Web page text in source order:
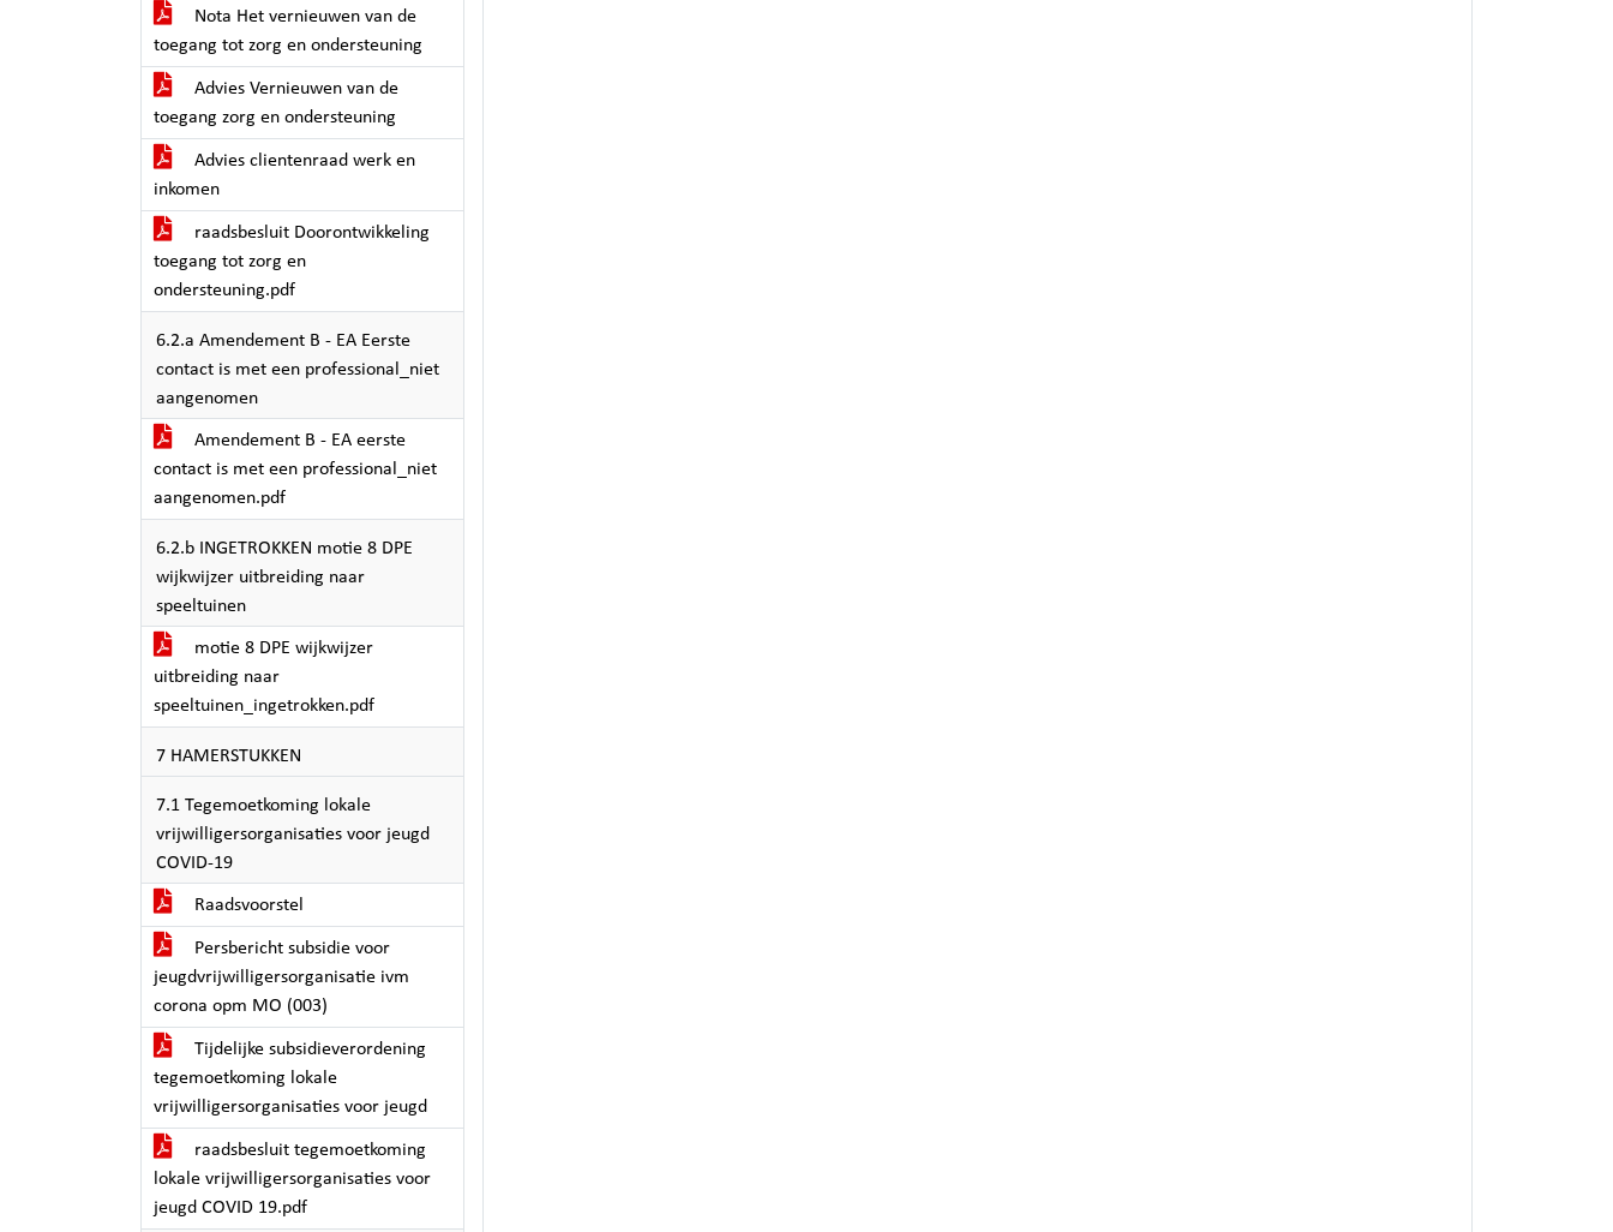
Nota Het vernieuwen van de
toegang tot zorg en ondersteuning
Advies Vernieuwen van de
toegang zorg en ondersteuning
Advies clientenraad werk en
inkomen
raadsbesluit Doorontwikkeling
toegang tot zorg en
ondersteuning.pdf
6.2.a Amendement B - EA Eerste
contact is met een professional_niet
aangenomen
Amendement B - EA eerste
contact is met een professional_niet
aangenomen.pdf
6.2.b INGETROKKEN motie 8 DPE
wijkwijzer uitbreiding naar
speeltuinen
motie 8 DPE wijkwijzer
uitbreiding naar
speeltuinen_ingetrokken.pdf
7 HAMERSTUKKEN
7.1 Tegemoetkoming lokale
vrijwilligersorganisaties voor jeugd
COVID-19
Raadsvoorstel
Persbericht subsidie voor
jeugdvrijwilligersorganisatie ivm
corona opm MO (003)
Tijdelijke subsidieverordening
tegemoetkoming lokale
vrijwilligersorganisaties voor jeugd
raadsbesluit tegemoetkoming
lokale vrijwilligersorganisaties voor
jeugd COVID 19.pdf